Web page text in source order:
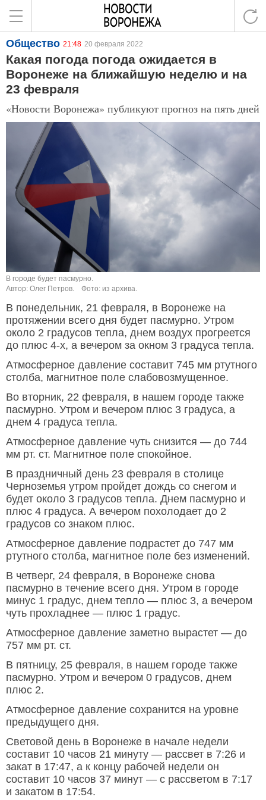
Общество 21:48 20 февраля 2022
Какая погода погода ожидается в
Воронеже на ближайшую неделю и на
23 февраля
«Новости Воронежа» публикуют прогноз на пять дней
В городе будет пасмурно.
Автор: Олег Петров.
Фото: из архива.
В понедельник, 21 февраля, в Воронеже на
протяжении всего дня будет пасмурно. Утром
около 2 градусов тепла, днем воздух прогреется
до плюс 4-х, а вечером за окном 3 градуса тепла.
Атмосферное давление составит 745 мм ртутного
столба, магнитное поле слабовозмущенное.
Во вторник, 22 февраля, в нашем городе также
пасмурно. Утром и вечером плюс 3 градуса, а
днем 4 градуса тепла.
Атмосферное давление чуть снизится — до 744
мм рт. ст. Магнитное поле спокойное.
В праздничный день 23 февраля в столице
Черноземья утром пройдет дождь со снегом и
будет около 3 градусов тепла. Днем пасмурно и
плюс 4 градуса. А вечером похолодает до 2
градусов со знаком плюс.
Атмосферное давление подрастет до 747 мм
ртутного столба, магнитное поле без изменений.
В четверг, 24 февраля, в Воронеже снова
пасмурно в течение всего дня. Утром в городе
минус 1 градус, днем тепло — плюс 3, а вечером
чуть прохладнее — плюс 1 градус.
Атмосферное давление заметно вырастет — до
757 мм рт. ст.
В пятницу, 25 февраля, в нашем городе также
пасмурно. Утром и вечером 0 градусов, днем
плюс 2.
Атмосферное давление сохранится на уровне
предыдущего дня.
Световой день в Воронеже в начале недели
составит 10 часов 21 минуту — рассвет в 7:26 и
закат в 17:47, а к концу рабочей недели он
составит 10 часов 37 минут — с рассветом в 7:17
и закатом в 17:54.